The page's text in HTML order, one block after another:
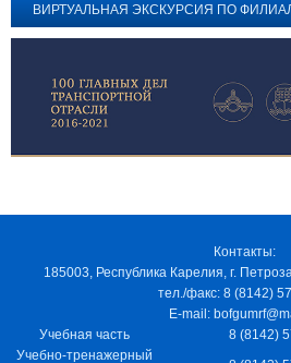
ВИРТУАЛЬНАЯ ЭКСКУРСИЯ ПО
Контакты:
185003, Республика Карелия, г.
тел./факс: 8 (8142)
E-mail:
Учебная часть
8 (8142)
Учебно-тренажерный